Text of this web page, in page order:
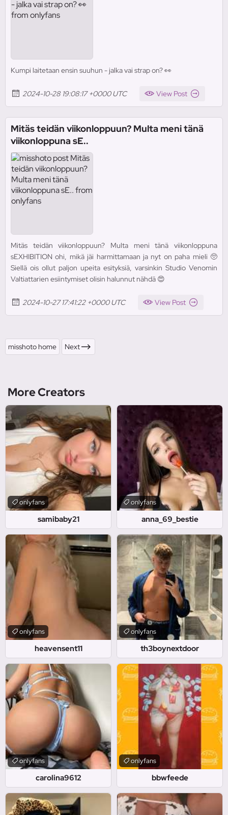
Kumpi laitetaan ensin suuhun - jalka vai strap on? 👀
2024-10-28 19:08:17 +0000 UTC View Post
Mitäs teidän viikonloppuun? Multa meni tänä
viikonloppuna sE..
Mitäs teidän viikonloppuun? Multa meni tänä viikonloppuna
sEXHIBITION ohi, mikä jäi harmittamaan ja nyt on paha mieli 🥺
Siellä ois ollut paljon upeita esityksiä, varsinkin Studio Venomin
Valtiattarien esiintymiset olisin halunnut nähdä 😍
2024-10-27 17:41:22 +0000 UTC View Post
misshoto home Next
More Creators
samibaby21
onlyfans
anna_69_bestie
onlyfans
heavensent11
onlyfans
th3boynextdoor
onlyfans
carolina9612
onlyfans
bbwfeede
onlyfans